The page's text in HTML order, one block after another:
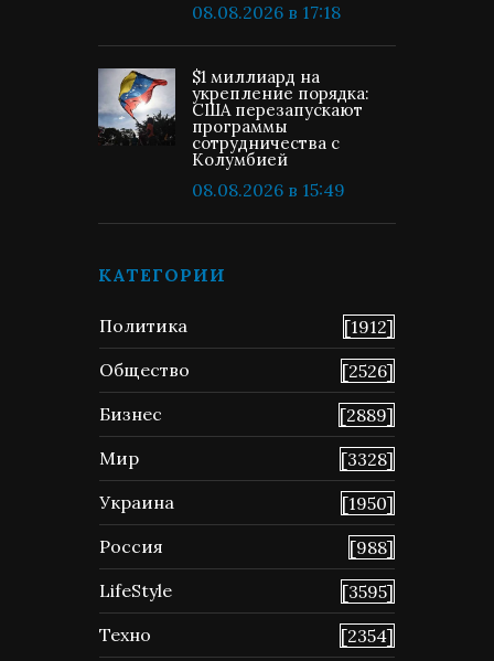
08.08.2026 в 17:18
$1 миллиард на
укрепление порядка:
США перезапускают
программы
сотрудничества с
Колумбией
08.08.2026 в 15:49
КАТЕГОРИИ
Политика
[1912]
Общество
[2526]
Бизнес
[2889]
Мир
[3328]
Украина
[1950]
Россия
[988]
LifeStyle
[3595]
Техно
[2354]